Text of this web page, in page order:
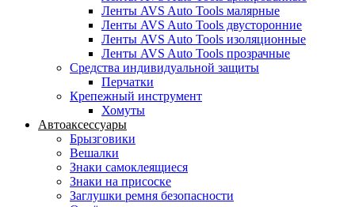
Ленты AVS Auto Tools малярные
Ленты AVS Auto Tools двусторонние
Ленты AVS Auto Tools изоляционные
Ленты AVS Auto Tools прозрачные
Средства индивидуальной защиты
Перчатки
Крепежный инструмент
Хомуты
Автоаксессуары
Брызговики
Вешалки
Знаки самоклеящиеся
Знаки на присоске
Заглушки ремня безопасности